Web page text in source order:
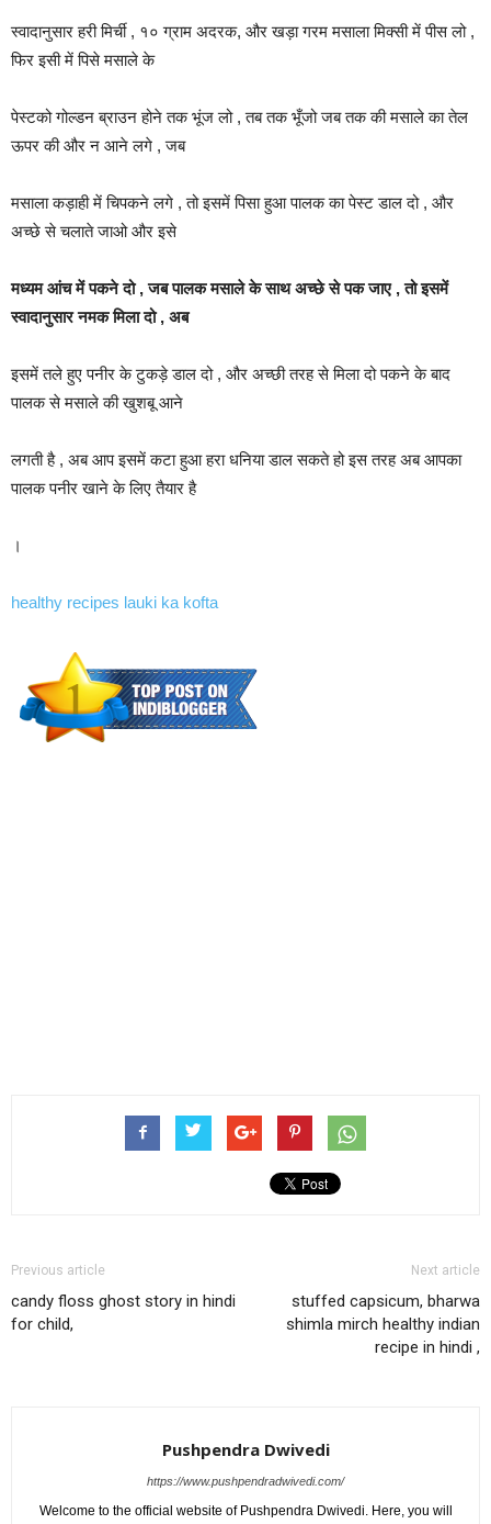
स्वादानुसार हरी मिर्ची , १० ग्राम अदरक, और खड़ा गरम मसाला मिक्सी में पीस लो ,
फिर इसी में पिसे मसाले के
पेस्टको गोल्डन ब्राउन होने तक भूंज लो , तब तक भूँजो जब तक की मसाले का तेल
ऊपर की और न आने लगे , जब
मसाला कड़ाही में चिपकने लगे , तो इसमें पिसा हुआ पालक का पेस्ट डाल दो , और
अच्छे से चलाते जाओ और इसे
मध्यम आंच में पकने दो , जब पालक मसाले के साथ अच्छे से पक जाए , तो इसमें
स्वादानुसार नमक मिला दो , अब
इसमें तले हुए पनीर के टुकड़े डाल दो , और अच्छी तरह से मिला दो पकने के बाद
पालक से मसाले की खुशबू आने
लगती है , अब आप इसमें कटा हुआ हरा धनिया डाल सकते हो इस तरह अब आपका
पालक पनीर खाने के लिए तैयार है
।
healthy recipes lauki ka kofta
Previous article
candy floss ghost story in hindi
for child,
Next article
stuffed capsicum, bharwa
shimla mirch healthy indian
recipe in hindi ,
Pushpendra Dwivedi
https://www.pushpendradwivedi.com/
Welcome to the official website of Pushpendra Dwivedi. Here, you will